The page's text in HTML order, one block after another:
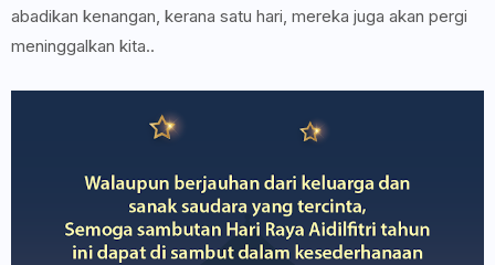
abadikan kenangan, kerana satu hari, mereka juga akan pergi
meninggalkan kita..